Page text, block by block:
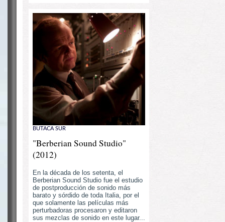
BUTACA SUR
"Berberian Sound Studio"
(2012)
En la década de los setenta, el
Berberian Sound Studio fue el estudio
de postproducción de sonido más
barato y sórdido de toda Italia, por el
que solamente las películas más
perturbadoras procesaron y editaron
sus mezclas de sonido en este lugar...